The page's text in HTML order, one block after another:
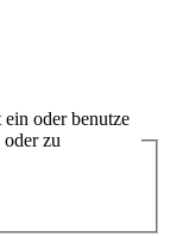
oder benutze
zu